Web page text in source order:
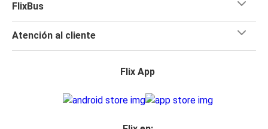
FlixBus
Atención al cliente
Flix App